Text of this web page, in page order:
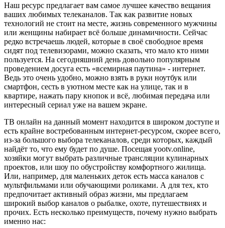
Наш ресурс предлагает вам самое лучшее качество вещания
ваших любимых телеканалов. Так как развитие новых
технологий не стоит на месте, жизнь современного мужчины
или женщины набирает всё больше динамичности. Сейчас
редко встречаешь людей, которые в своё свободное время
сидят под телевизорами, можно сказать, что мало кто ними
пользуется. На сегодняшний день довольно популярным
проведением досуга есть «всемирная паутина» - интернет.
Ведь это очень удобно, можно взять в руки ноутбук или
смартфон, сесть в уютном месте как на улице, так и в
квартире, нажать пару кнопок и всё, любимая передача или
интересный сериал уже на вашем экране.
ТВ онлайн на данный момент находится в широком доступе и
есть крайне востребованным интернет-ресурсом, скорее всего,
из-за большого выбора телеканалов, среди которых, каждый
найдёт то, что ему будет по душе. Посещая yootv.online,
хозяйки могут выбрать различные трансляции кулинарных
проектов, или шоу по обустройству комфортного жилища.
Или, например, для маленьких деток есть масса каналов с
мультфильмами или обучающими роликами. А для тех, кто
предпочитает активный образ жизни, мы предлагаем
широкий выбор каналов о рыбалке, охоте, путешествиях и
прочих. Есть несколько преимуществ, почему нужно выбрать
именно нас: